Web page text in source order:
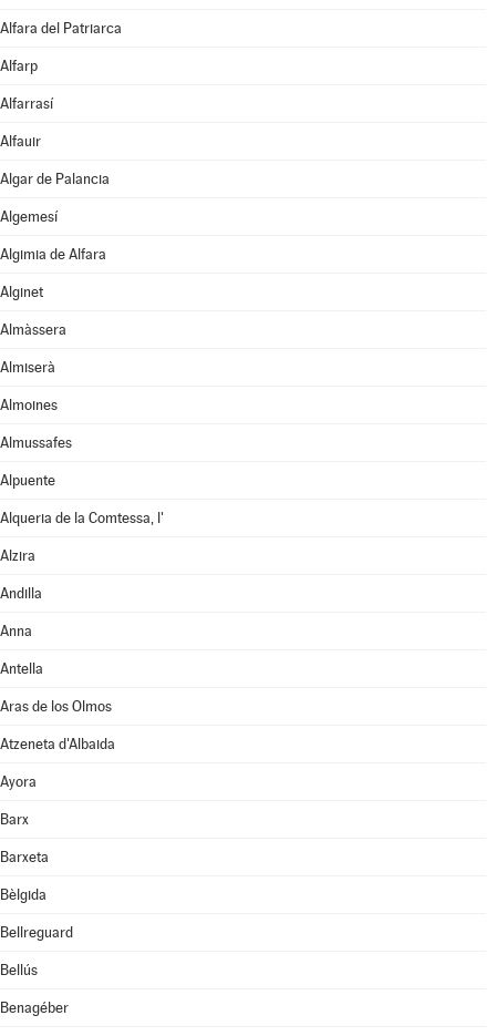
Alfara del Patriarca
Alfarp
Alfarrasí
Alfauir
Algar de Palancia
Algemesí
Algimia de Alfara
Alginet
Almàssera
Almiserà
Almoines
Almussafes
Alpuente
Alqueria de la Comtessa, l'
Alzira
Andilla
Anna
Antella
Aras de los Olmos
Atzeneta d'Albaida
Ayora
Barx
Barxeta
Bèlgida
Bellreguard
Bellús
Benagéber